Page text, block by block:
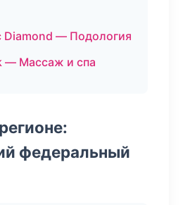
Diamond — Подология
— Массаж и спа
федеральный